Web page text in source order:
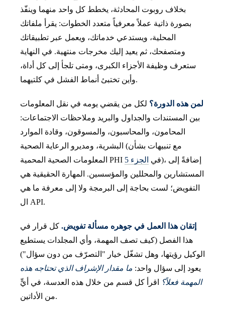
بخلاف روبوت المحادثة، يخطط كل واحد منهما وينفّذ
بصورة ذاتية عملاً معرفياً متعدد الخطوات: يقرأ ملفاتك
المحلية، ويستدعي خدماتك، ويعمل عبر تطبيقاتك
ومتصفحك، ثم يعيد إليك مخرجات منتهية. في النهاية
ستعرف وظيفة الأجزاء الكبرى، ومتى تلجأ إلى كل أداة،
وأين تختبئ أنماط الفشل في كلتيهما.
لمن هذه الدورة؟ لكل من يقضي يومه في نقل المعلومات
بين المستندات والجداول والبريد وملاحظات الاجتماعات:
المحامون، والمحاسبون، والمسوقون، وقادة الموارد
البشرية، ومديرو الرعاية الصحية (مع تنبيهات بشأن
المعلومات الصحية المحمية PHI في الجزء 5
)، إضافةً إلى
المستشارين والمحللين والمؤسسين. المهارة الحقيقية هي
التفويض؛ لست بحاجة إلى البرمجة ولا إلى معرفة ما هي
ال API.
إتقان هذا العمل في جوهره مسألة تفويض. كل قرار في
هذا الفصل (كيف تصف المهمة، وأي المجلدات يستطيع
الوكيل رؤيتها، وهل تشغّل خيار "التصرّف من دون سؤال")
يعود إلى سؤال واحد: ما مقدار الإشراف الذي تحتاجه هذه
المهمة فعلاً؟
اقرأ كل قسم من خلال هذه العدسة، في أيٍّ
من الأداتين.